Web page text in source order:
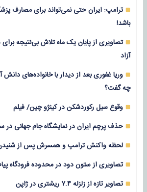
ترامپ: ایران حتی نمی‌تواند برای مصارف
باشد!
تصاویری از پایان یک ماه تلاش بی‌نتیجه
آزاد
وریا غفوری بعد از دیدار با خانواده‌های
چه گفت؟
وقوع سیل رکوردشکن در کینژو چین/ فیلم
حذف پرچم ایران در نمایشگاه جام جهانی در
لحظه واکنش ترامپ و همسرش پس از
تصاویری از ستون دود در محدوده فرودگاه
تصاویر تازه از زلزله‌ ۷.۴ ریشتری در ژاپن